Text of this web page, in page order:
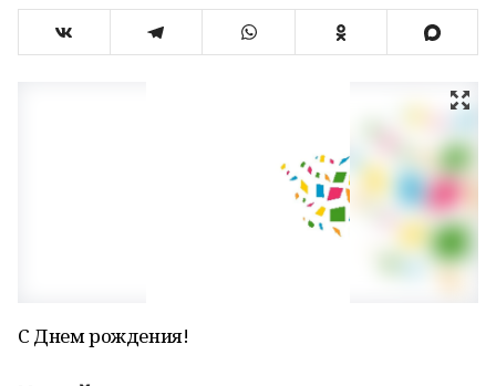
С Днем рождения!